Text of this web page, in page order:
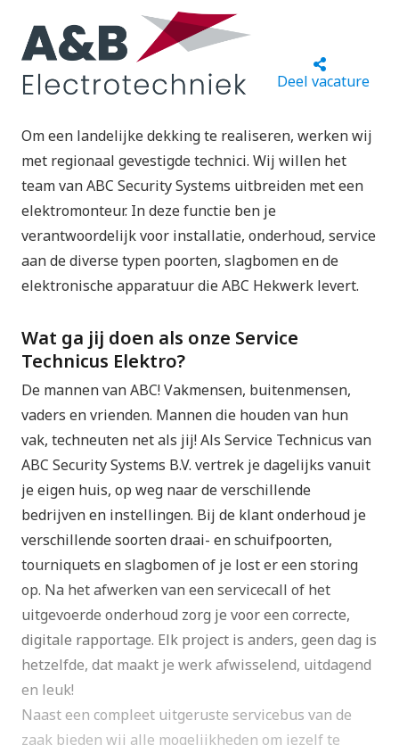
Deel vacature
Om een landelijke dekking te realiseren, werken wij
met regionaal gevestigde technici. Wij willen het
team van ABC Security Systems uitbreiden met een
elektromonteur. In deze functie ben je
verantwoordelijk voor installatie, onderhoud, service
aan de diverse typen poorten, slagbomen en de
elektronische apparatuur die ABC Hekwerk levert.
Wat ga jij doen als onze Service
Technicus Elektro?
De mannen van ABC! Vakmensen, buitenmensen,
vaders en vrienden. Mannen die houden van hun
vak, techneuten net als jij! Als Service Technicus van
ABC Security Systems B.V. vertrek je dagelijks vanuit
je eigen huis, op weg naar de verschillende
bedrijven en instellingen. Bij de klant onderhoud je
verschillende soorten draai- en schuifpoorten,
tourniquets en slagbomen of je lost er een storing
op. Na het afwerken van een servicecall of het
uitgevoerde onderhoud zorg je voor een correcte,
digitale rapportage. Elk project is anders, geen dag is
hetzelfde, dat maakt je werk afwisselend, uitdagend
en leuk!
Naast een compleet uitgeruste servicebus van de
zaak bieden wij alle mogelijkheden om jezelf te